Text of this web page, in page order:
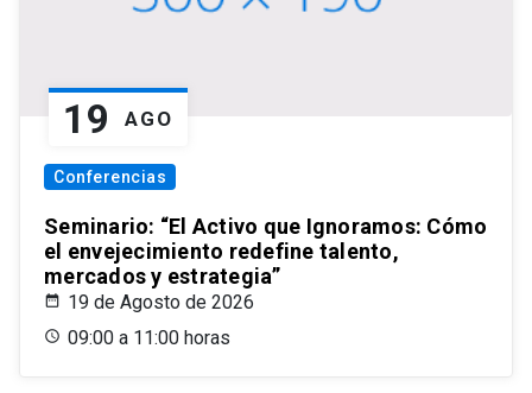
19 AGO
Conferencias
Seminario: “El Activo que Ignoramos: Cómo
el envejecimiento redefine talento,
mercados y estrategia”
19 de Agosto de 2026
09:00 a 11:00 horas